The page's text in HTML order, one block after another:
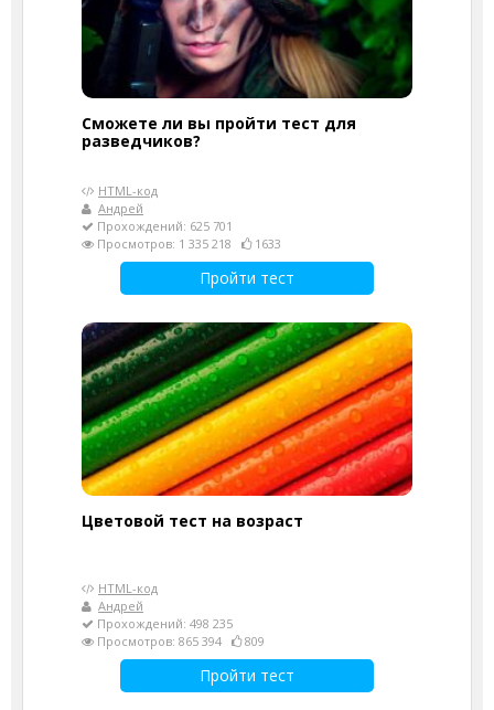
Сможете ли вы пройти тест для
разведчиков?
HTML-код
Андрей
Прохождений: 625 701
Просмотров: 1 335 218
1633
Пройти тест
Цветовой тест на возраст
HTML-код
Андрей
Прохождений: 498 235
Просмотров: 865 394
809
Пройти тест